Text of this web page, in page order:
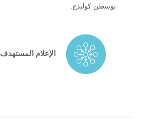
بوسطن كوليدج.
الإعلام المستهدف